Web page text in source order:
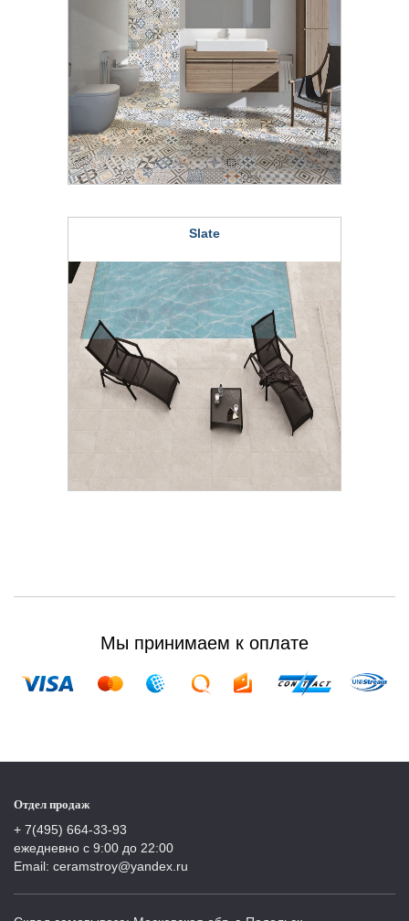
Slate
Мы принимаем к оплате
Отдел продаж
+ 7(495) 664-33-93
ежедневно с 9:00 до 22:00
Email: ceramstroy@yandex.ru